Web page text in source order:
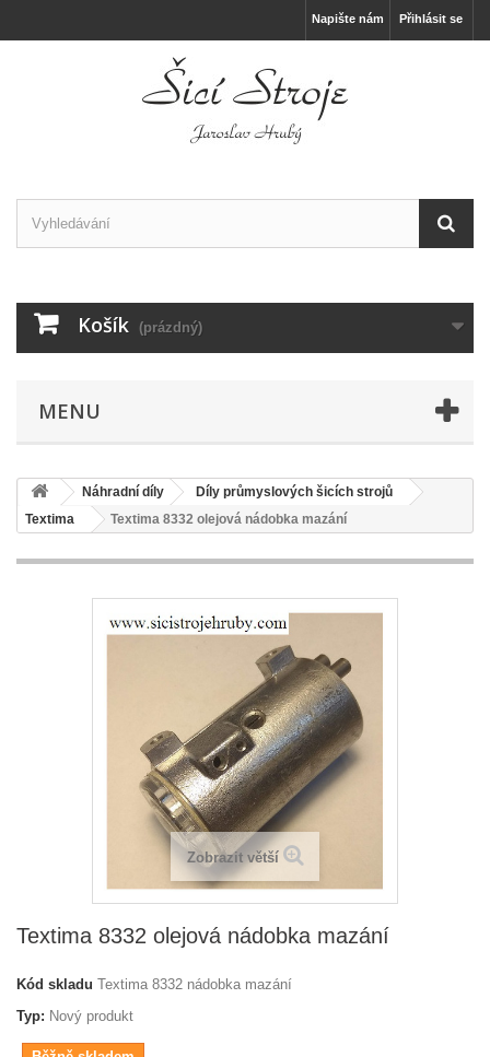
Přihlásit se
Napište nám
Košík (prázdný)
MENU
Náhradní díly
Díly průmyslových šicích strojů
Textima
Textima 8332 olejová nádobka mazání
Zobrazit větší
Textima 8332 olejová nádobka mazání
Kód skladu Textima 8332 nádobka mazání
Typ: Nový produkt